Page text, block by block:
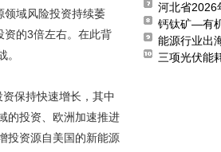
领域风险投资持续萎
资的3倍左右。在此背
保持快速增长，其中
的投资、欧洲加速推进
投资源自美国的新能源
河北省2026
钙钛矿—有
能源行业出
三项光伏能